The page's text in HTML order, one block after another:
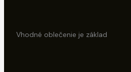
Vhodné oblečenie je základ